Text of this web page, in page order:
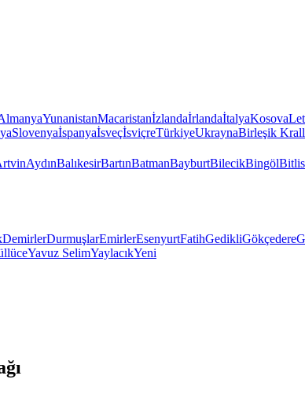
YunanistanMacaristanİzlandaİrlandaİtalyaKosova
SlovenyaİspanyaİsveçİsviçreTürkiyeUkraynaBirleşik
AydınBalıkesirBartınBatmanBayburtBilecikBingölBitlis
DemirlerDurmuşlarEmirlerEsenyurtFatihGedikliGökçedere
Yavuz SelimYaylacıkYeni